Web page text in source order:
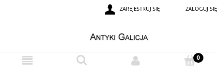
ZAREJESTRUJ SIĘ ZALOGUJ SIĘ